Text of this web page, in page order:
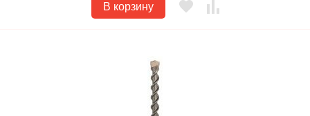
В корзину